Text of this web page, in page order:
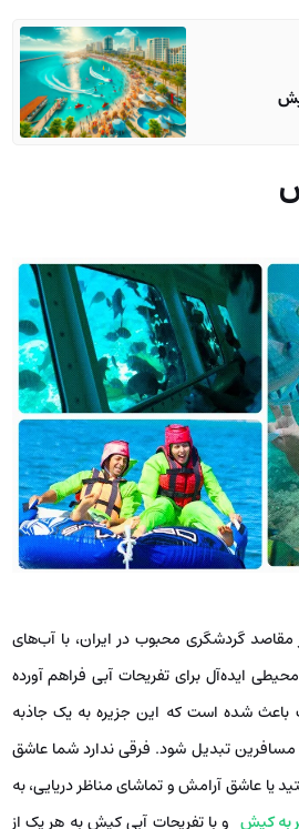
گردشگری محبوب در ایران، با آب‌های
ایده‌آل برای تفریحات آبی فراهم آورده
باعث شده است که این جزیره به یک جاذبه
تبدیل شود. فرقی ندارد شما عاشق
عاشق آرامش و تماشای مناظر دریایی، به
به کیش و با تفریحات آبی کیش به هر یک از